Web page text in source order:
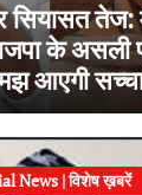
सियासत तेज:
के असली
आएगी
News | विशेष ख़बरें